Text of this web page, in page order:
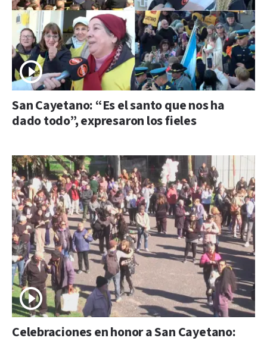
San Cayetano: “Es el santo que nos ha
dado todo”, expresaron los fieles
Celebraciones en honor a San Cayetano: